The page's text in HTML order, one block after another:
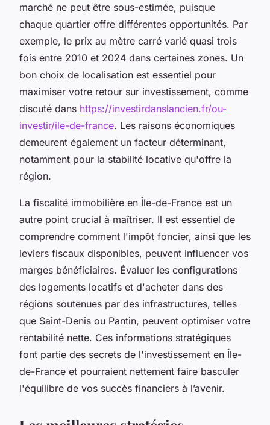
marché ne peut être sous-estimée, puisque
chaque quartier offre différentes opportunités. Par
exemple, le prix au mètre carré varié quasi trois
fois entre 2010 et 2024 dans certaines zones. Un
bon choix de localisation est essentiel pour
maximiser votre retour sur investissement, comme
discuté dans https://investirdanslancien.fr/ou-
investir/ile-de-france. Les raisons économiques
demeurent également un facteur déterminant,
notamment pour la stabilité locative qu'offre la
région.
La fiscalité immobilière en Île-de-France est un
autre point crucial à maîtriser. Il est essentiel de
comprendre comment l'impôt foncier, ainsi que les
leviers fiscaux disponibles, peuvent influencer vos
marges bénéficiaires. Évaluer les configurations
des logements locatifs et d'acheter dans des
régions soutenues par des infrastructures, telles
que Saint-Denis ou Pantin, peuvent optimiser votre
rentabilité nette. Ces informations stratégiques
font partie des secrets de l'investissement en Île-
de-France et pourraient nettement faire basculer
l'équilibre de vos succès financiers à l’avenir.